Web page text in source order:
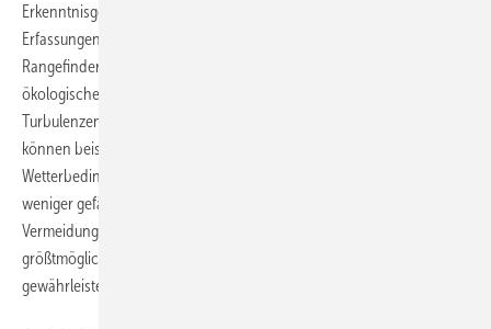
Erkenntnisgewinn durch die Auswertung sowohl der biotischen
Erfassungen untereinander (z. B. Radar, Telemetrie, Laser-
Rangefinder) als auch eine zielgerichtete Verschneidung dieser
ökologischen Daten mit den abiotischen Messdaten (Sichtweite,
Turbulenzen und weitere meteorologische Parameter). Hieraus
können beispielsweise Rückschlüsse gezogen werden, bei welchen
Wetterbedingungen Vögel und Fledermäuse mehr und bei welchen
weniger gefährdet sind. Auf dieser Grundlage sollen
Vermeidungsmaßnahmen konzipiert werden, die einen
größtmöglichen Schutz bei optimaler Energiegewinnung
gewährleisten.